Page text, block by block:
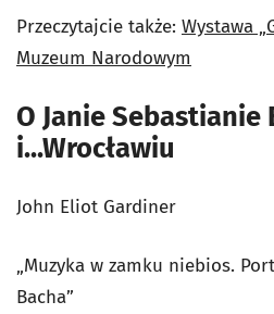
Przeczytajcie także: Wystawa
Muzeum Narodowym
O Janie Sebastianie
i...Wrocławiu
John Eliot Gardiner
„Muzyka w zamku niebios.
Bacha”